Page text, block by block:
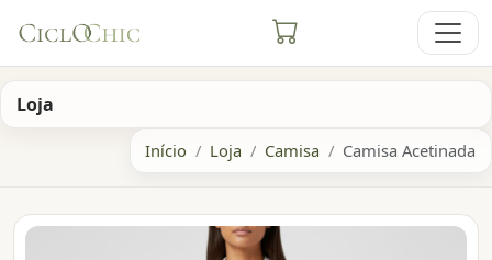
Loja
Início Loja Camisa Camisa Acetinada